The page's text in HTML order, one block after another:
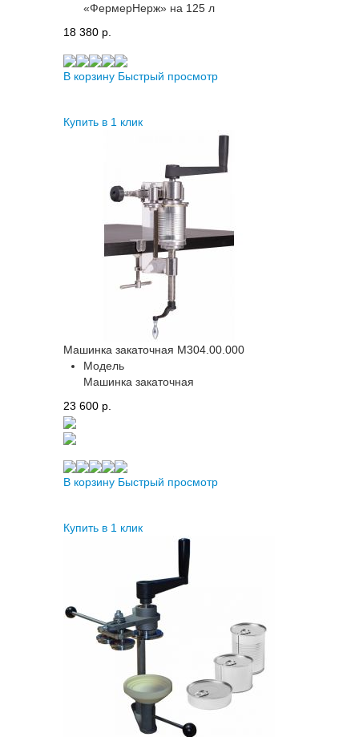
«ФермерНерж» на 125 л
18 380 p.
В корзину Быстрый просмотр
Купить в 1 клик
Машинка закаточная M304.00.000
Модель
Машинка закаточная
23 600 p.
В корзину Быстрый просмотр
Купить в 1 клик